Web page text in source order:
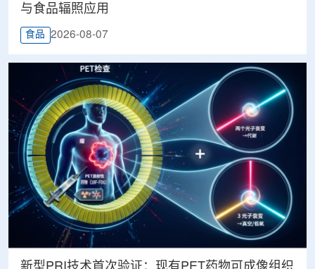
与食品辐照应用
食品 2026-08-07